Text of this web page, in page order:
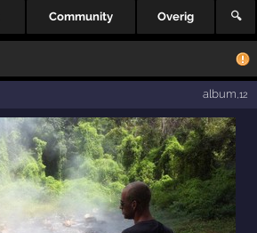
Community Overig 🔍
album ,12